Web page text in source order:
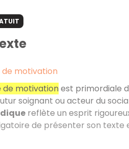
motivation
motivation est primordiale
soignant ou acteur du
reflète un esprit
de présenter son texte